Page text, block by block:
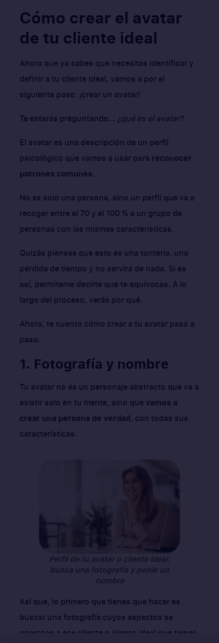
Cómo crear el avatar
de tu cliente ideal
Ahora que ya sabes que necesitas identificar y
definir a tu cliente ideal, vamos a por el
siguiente paso: ¡crear un avatar!
Te estarás preguntando… ¿qué es el avatar?
El avatar es una descripción de un perfil
psicológico que vamos a usar para reconocer
patrones comunes.
No es solo una persona, sino un perfil que va a
recoger entre el 70 y el 100 % a un grupo de
personas con las mismas características.
Quizás pienses que esto es una tontería, una
pérdida de tiempo y no servirá de nada. Si es
así, permíteme decirte que te equivocas. A lo
largo del proceso, verás por qué.
Ahora, te cuento cómo crear a tu avatar paso a
paso.
1. Fotografía y nombre
Tu avatar no es un personaje abstracto que va a
existir solo en tu mente, sino que vamos a
crear una persona de verdad, con todas sus
características.
Perfil de tu avatar o cliente ideal:
busca una fotografía y ponle un
nombre
Así que, lo primero que tienes que hacer es
buscar una fotografía cuyos aspectos se
parezcan a ese cliente o clienta ideal que tienes